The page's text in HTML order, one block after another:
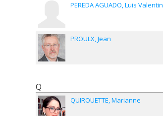
PEREDA AGUADO Luis Valentin
PROULX Jean
Q
QUIROUETTE Marianne